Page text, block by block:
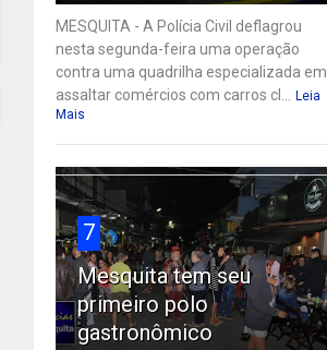
MESQUITA - A Polícia Civil deflagrou
nesta segunda-feira uma operação
contra uma quadrilha especializada em
assaltar comércios com carros cl... Leia
Mais
7
Mesquita tem seu
primeiro polo
gastronômico